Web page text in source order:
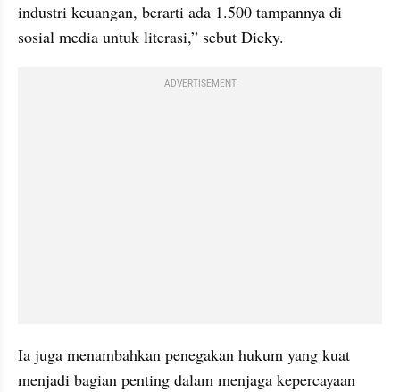
industri keuangan, berarti ada 1.500 tampannya di
sosial media untuk literasi,” sebut Dicky.
ADVERTISEMENT
Ia juga menambahkan penegakan hukum yang kuat
menjadi bagian penting dalam menjaga kepercayaan